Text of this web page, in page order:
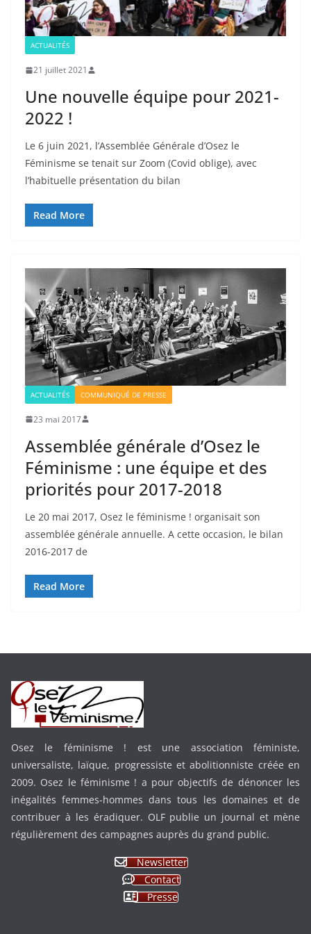
ACTUALITÉS
21 juillet 2021
Une nouvelle équipe pour 2021-
2022 !
Le 6 juin 2021, l’Assemblée Générale d’Osez le
Féminisme se tenait sur Zoom (Covid oblige), avec
l’habituelle présentation du bilan
Read More
ACTUALITÉS COMMUNIQUÉ DE PRESSE
23 mai 2017
Assemblée générale d’Osez le
Féminisme : une équipe et des
priorités pour 2017-2018
Le 20 mai 2017, Osez le féminisme ! organisait son
assemblée générale annuelle. A cette occasion, le bilan
2016-2017 de
Read More
Osez le féminisme ! est une association féministe,
universaliste, laïque, progressiste et abolitionniste créée en
2009. Osez le féminisme ! a pour objectifs de dénoncer les
inégalités femmes-hommes dans tous les domaines et de
contribuer à les éradiquer. OLF publie un journal et mène
régulièrement des campagnes auprès du grand public.
Newsletter
Contact
Presse